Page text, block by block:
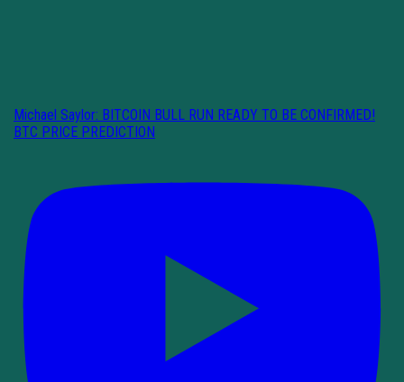
Michael Saylor: BITCOIN BULL RUN READY TO BE CONFIRMED!
BTC PRICE PREDICTION